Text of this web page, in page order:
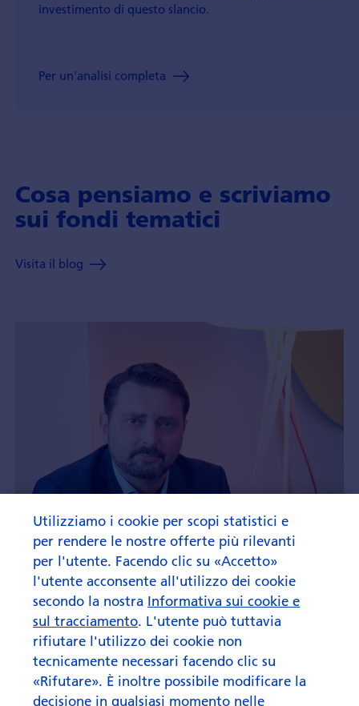
investimento di questo slancio.
Per un'analisi completa
Cosa pensiamo e scriviamo
sui fondi tematici
Visita il blog
Utilizziamo i cookie per scopi statistici e
per rendere le nostre offerte più rilevanti
per l'utente. Facendo clic su «Accetto»
l'utente acconsente all'utilizzo dei cookie
secondo la nostra Informativa sui cookie e
sul tracciamento. L'utente può tuttavia
rifiutare l'utilizzo dei cookie non
tecnicamente necessari facendo clic su
«Rifutare». È inoltre possibile modificare la
decisione in qualsiasi momento nelle